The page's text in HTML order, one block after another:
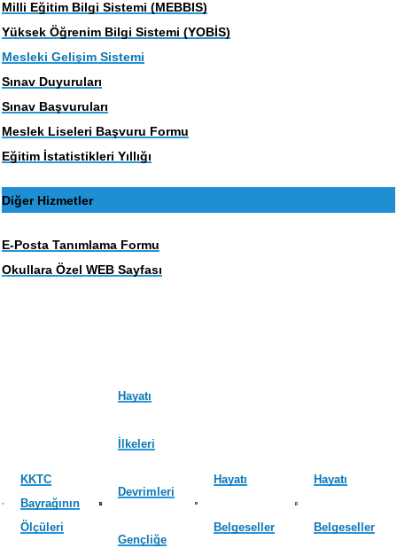
Milli Eğitim Bilgi Sistemi (MEBBIS)
Yüksek Öğrenim Bilgi Sistemi (YOBİS)
Mesleki Gelişim Sistemi
Sınav Duyuruları
Sınav Başvuruları
Meslek Liseleri Başvuru Formu
Eğitim İstatistikleri Yıllığı
Diğer Hizmetler
E-Posta Tanımlama Formu
Okullara Özel WEB Sayfası
KKTC
Bayrağının
Ölçüleri
Hayatı
İlkeleri
Devrimleri
Gençliğe
Hayatı
Belgeseller
Hayatı
Belgeseller